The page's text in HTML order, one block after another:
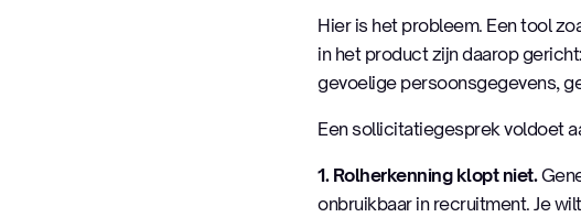
Hier is het probleem. Een tool
in het product zijn daarop
gevoelige persoonsgegevens,
Een sollicitatiegesprek voldoet
1. Rolherkenning klopt niet.
onbruikbaar in recruitment. Je